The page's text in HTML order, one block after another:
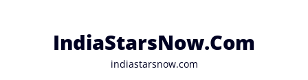
IndiaStarsNow.Com
indiastarsnow.com